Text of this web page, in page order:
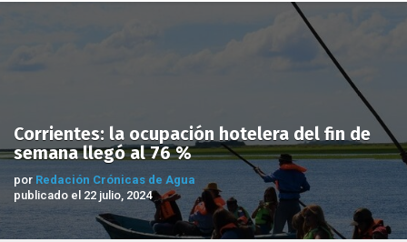
Corrientes: la ocupación hotelera del fin de
semana llegó al 76 %
por Redación Crónicas de Agua
publicado el 22 julio, 2024